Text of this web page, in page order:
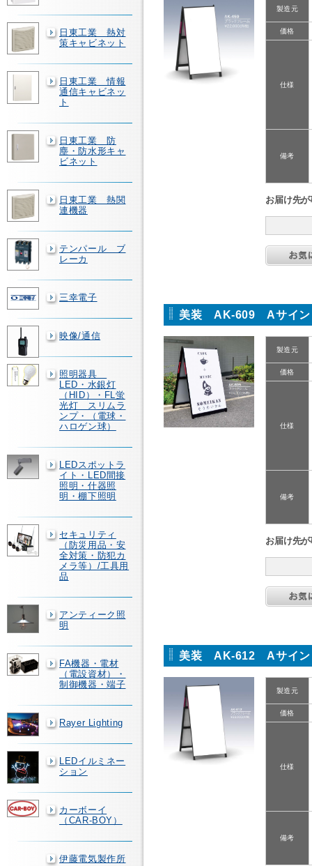
日東工業 熱対
策キャビネット
日東工業 情報
通信キャビネッ
ト
日東工業 防
塵・防水形キャ
ビネット
日東工業 熱関
連機器
テンパール ブ
レーカ
三幸電子
映像/通信
照明器具
LED・水銀灯
（HID）・FL蛍
光灯 スリムラ
ンプ・（電球・
ハロゲン球）
LEDスポットラ
イト・LED間接
照明・什器照
明・棚下照明
セキュリティ
（防災用品・安
全対策・防犯カ
メラ等）/工具用
品
アンティーク照
明
FA機器・電材
（電設資材）・
制御機器・端子
Rayer Lighting
LEDイルミネー
ション
カーボーイ
（CAR-BOY）
伊藤電気製作所
製造元
価格
仕様
備考
お届け先
美装 AK-609 Aサイン
製造元
価格
仕様
備考
お届け先
美装 AK-612 Aサイン
製造元
価格
仕様
備考